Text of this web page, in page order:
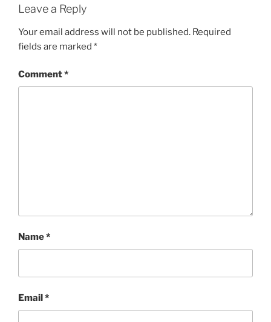
Leave a Reply
Your email address will not be published. Required
fields are marked *
Comment*
Name*
Email*